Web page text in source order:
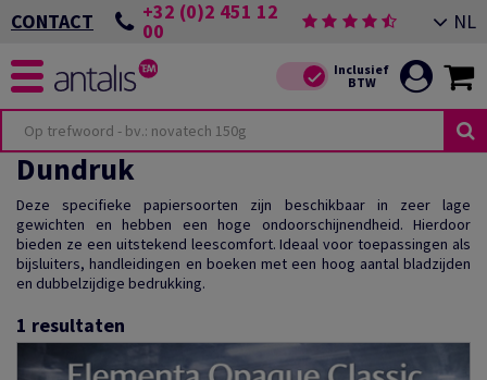
CONTACT +32 (0)2 451 12
00 NL
Dundruk
Deze specifieke papiersoorten zijn beschikbaar in zeer lage
gewichten en hebben een hoge ondoorschijnendheid. Hierdoor
bieden ze een uitstekend leescomfort. Ideaal voor toepassingen als
bijsluiters, handleidingen en boeken met een hoog aantal bladzijden
en dubbelzijdige bedrukking.
1 resultaten